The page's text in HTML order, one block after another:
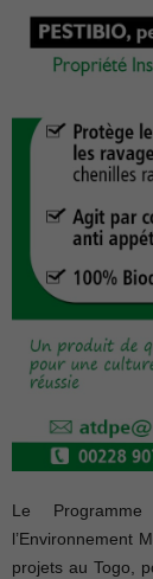
Le
l’Environnement
projets au Togo,